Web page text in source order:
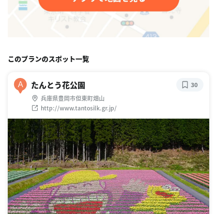
このプランのスポット一覧
A たんとう花公園
兵庫県豊岡市但東町畑山
http://www.tantosilk.gr.jp/
30